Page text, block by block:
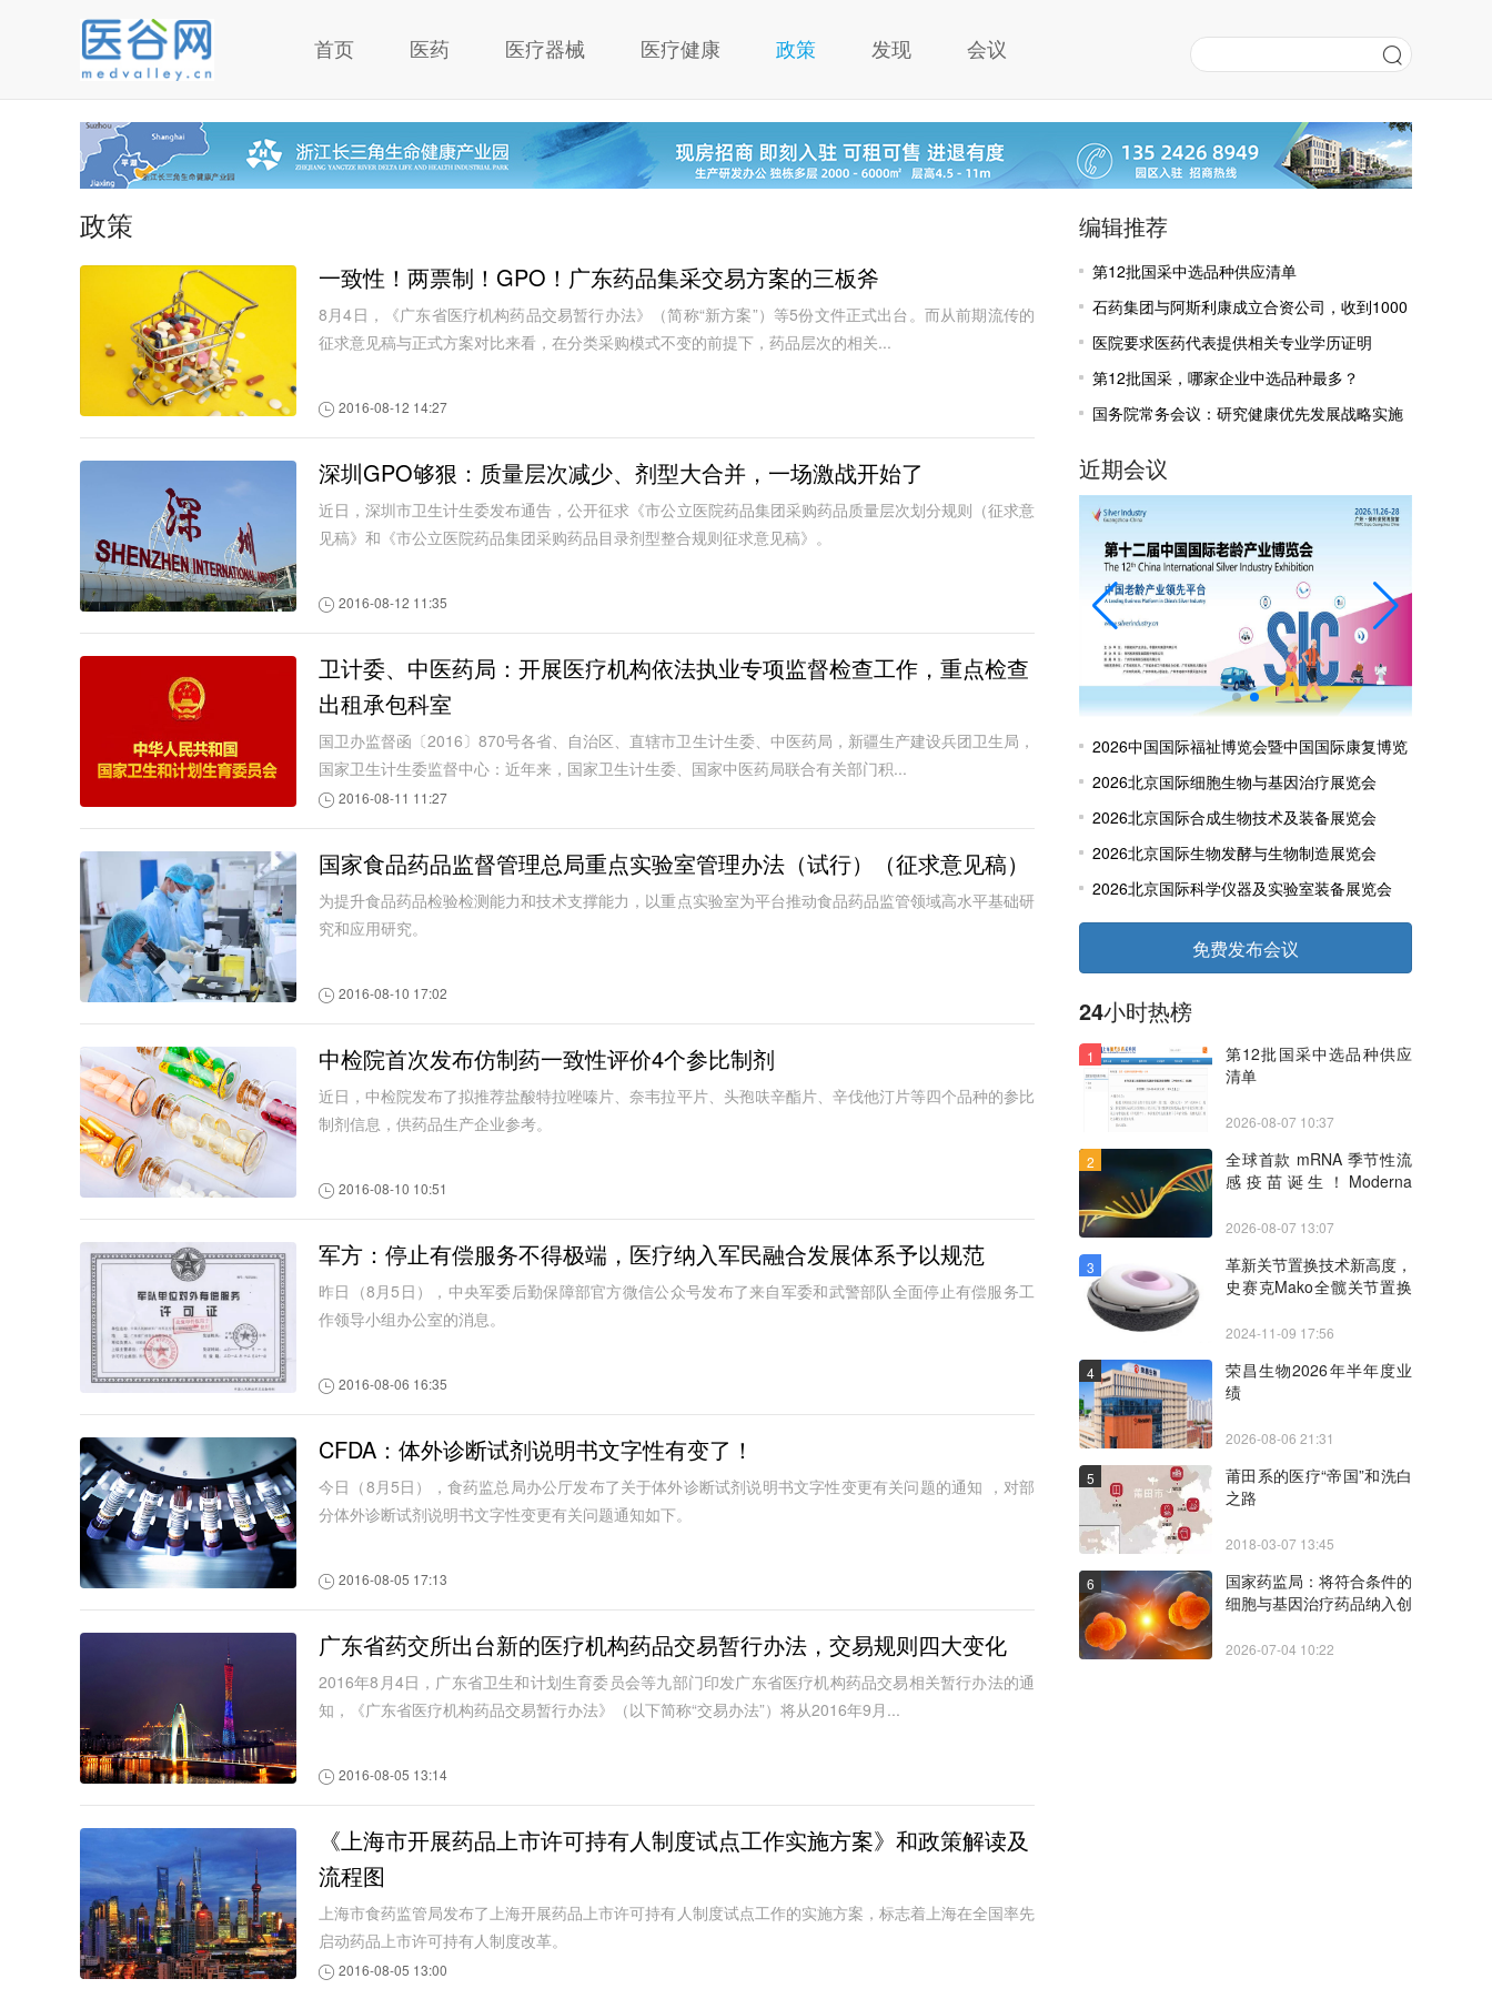
首页 医药 医疗器械 医疗健康 政策 发现 会议
政策
一致性！两票制！GPO！广东药品集采交易方案的三板斧
8月4日，《广东省医疗机构药品交易暂行办法》（简称“新方案”）等5份文件正式出台。而从前期流传的
征求意见稿与正式方案对比来看，在分类采购模式不变的前提下，药品层次的相关...
2016-08-12 14:27
深圳GPO够狠：质量层次减少、剂型大合并，一场激战开始了
近日，深圳市卫生计生委发布通告，公开征求《市公立医院药品集团采购药品质量层次划分规则（征求意
见稿》和《市公立医院药品集团采购药品目录剂型整合规则征求意见稿》。
2016-08-12 11:35
卫计委、中医药局：开展医疗机构依法执业专项监督检查工作，重点检查
出租承包科室
国卫办监督函〔2016〕870号各省、自治区、直辖市卫生计生委、中医药局，新疆生产建设兵团卫生局，
国家卫生计生委监督中心：近年来，国家卫生计生委、国家中医药局联合有关部门积...
2016-08-11 11:27
国家食品药品监督管理总局重点实验室管理办法（试行）（征求意见稿）
为提升食品药品检验检测能力和技术支撑能力，以重点实验室为平台推动食品药品监管领域高水平基础研
究和应用研究。
2016-08-10 17:02
中检院首次发布仿制药一致性评价4个参比制剂
近日，中检院发布了拟推荐盐酸特拉唑嗪片、奈韦拉平片、头孢呋辛酯片、辛伐他汀片等四个品种的参比
制剂信息，供药品生产企业参考。
2016-08-10 10:51
军方：停止有偿服务不得极端，医疗纳入军民融合发展体系予以规范
昨日（8月5日），中央军委后勤保障部官方微信公众号发布了来自军委和武警部队全面停止有偿服务工
作领导小组办公室的消息。
2016-08-06 16:35
CFDA：体外诊断试剂说明书文字性有变了！
今日（8月5日），食药监总局办公厅发布了关于体外诊断试剂说明书文字性变更有关问题的通知 ，对部
分体外诊断试剂说明书文字性变更有关问题通知如下。
2016-08-05 17:13
广东省药交所出台新的医疗机构药品交易暂行办法，交易规则四大变化
2016年8月4日，广东省卫生和计划生育委员会等九部门印发广东省医疗机构药品交易相关暂行办法的通
知，《广东省医疗机构药品交易暂行办法》（以下简称“交易办法”）将从2016年9月...
2016-08-05 13:14
《上海市开展药品上市许可持有人制度试点工作实施方案》和政策解读及
流程图
上海市食药监管局发布了上海开展药品上市许可持有人制度试点工作的实施方案，标志着上海在全国率先
启动药品上市许可持有人制度改革。
2016-08-05 13:00
编辑推荐
第12批国采中选品种供应清单
石药集团与阿斯利康成立合资公司，收到1000
万美元里程碑付款
医院要求医药代表提供相关专业学历证明
第12批国采，哪家企业中选品种最多？
国务院常务会议：研究健康优先发展战略实施
近期会议
2026中国国际福祉博览会暨中国国际康复博览
会
2026北京国际细胞生物与基因治疗展览会
2026北京国际合成生物技术及装备展览会
2026北京国际生物发酵与生物制造展览会
2026北京国际科学仪器及实验室装备展览会
免费发布会议
24小时热榜
1
第12批国采中选品种供应
清单
2026-08-07 10:37
2
全球首款 mRNA 季节性流
感疫苗诞生！Moderna
2026-08-07 13:07
3
革新关节置换技术新高度，
史赛克Mako全髋关节置换
博会上首展首秀
2024-11-09 17:56
4
荣昌生物2026年半年度业
绩
2026-08-06 21:31
5
莆田系的医疗“帝国”和洗白
之路
2018-03-07 13:45
6
国家药监局：将符合条件的
细胞与基因治疗药品纳入创
日通道
2026-07-04 10:22